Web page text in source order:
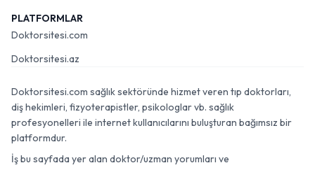
PLATFORMLAR
Doktorsitesi.com
Doktorsitesi.az
Doktorsitesi.com sağlık sektöründe hizmet veren tıp doktorları,
diş hekimleri, fizyoterapistler, psikologlar vb. sağlık
profesyonelleri ile internet kullanıcılarını buluşturan bağımsız bir
platformdur.
İş bu sayfada yer alan doktor/uzman yorumları ve